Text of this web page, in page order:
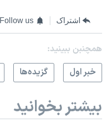
اشتراک Follow us
همچنبن ببینید:
خبر اول
گزيده‌ها
بیشتر بخوانید